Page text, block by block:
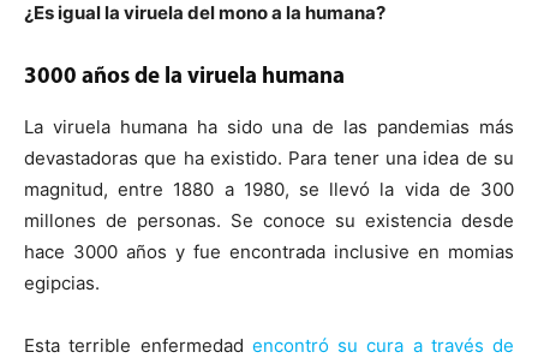
¿Es igual la viruela del mono a la humana?
3000 años de la viruela humana
La viruela humana ha sido una de las pandemias más
devastadoras que ha existido. Para tener una idea de su
magnitud, entre 1880 a 1980, se llevó la vida de 300
millones de personas. Se conoce su existencia desde
hace 3000 años y fue encontrada inclusive en momias
egipcias.
Esta terrible enfermedad encontró su cura a través de